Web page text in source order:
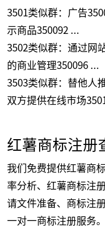
3501类似群：广告
示商品350092 ...
3502类似群：通过网
的商业管理350096 ...
3503类似群：替他人
双方提供在线市场
红薯商标注册
我们免费提供红薯商
率分析、红薯商标注
请文件准备、商标注
一对一商标注册服务。